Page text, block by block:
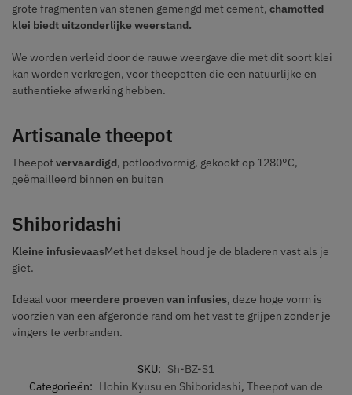
grote fragmenten van stenen gemengd met cement, chamotted
klei biedt uitzonderlijke weerstand.
We worden verleid door de rauwe weergave die met dit soort klei
kan worden verkregen, voor theepotten die een natuurlijke en
authentieke afwerking hebben.
Artisanale theepot
Theepotvervaardigd, potloodvormig, gekookt op 1280°C,
geëmailleerd binnen en buiten
Shiboridashi
Kleine infusievaasMet het deksel houd je de bladeren vast als je
giet.
Ideaal voor meerdere proeven van infusies, deze hoge vorm is
voorzien van een afgeronde rand om het vast te grijpen zonder je
vingers te verbranden.
SKU: Sh-BZ-S1
Categorieën: Hohin Kyusu en Shiboridashi, Theepot van de